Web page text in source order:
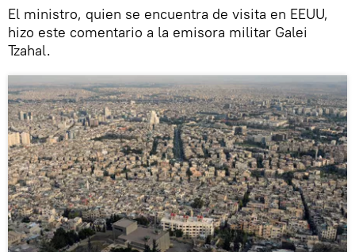
El ministro, quien se encuentra de visita en EEUU,
hizo este comentario a la emisora militar Galei
Tzahal.